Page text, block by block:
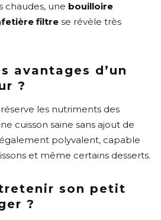
chaudes, une bouilloire
filtre se révèle très
avantages d’un
?
les nutriments des
cuisson saine sans ajout de
polyvalent, capable
et même certains desserts.
son petit
?